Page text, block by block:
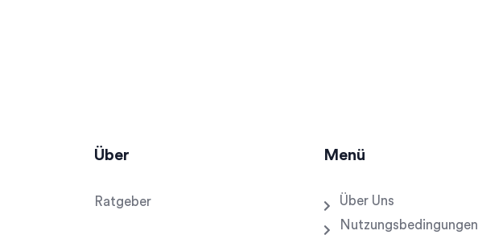
Über
Ratgeber
Menü
Über Uns
Nutzungsbedingungen